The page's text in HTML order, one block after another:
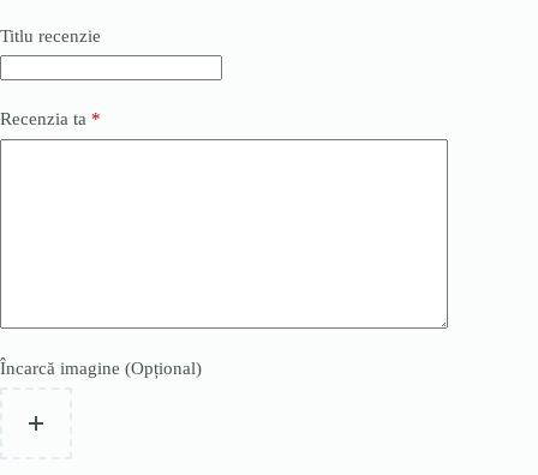
Titlu recenzie
Recenzia ta *
Încarcă imagine (Opțional)